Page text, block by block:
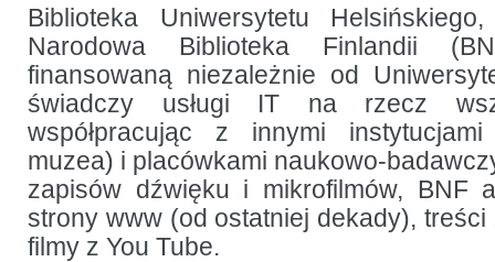
w
Bibliotece
Narodowej
lata
2016-
Biblioteka Uniwersytetu
Narodowa Biblioteka Finlandii
finansowaną niezależnie od
świadczy usługi IT na rzecz
współpracując z innymi
muzea) i placówkami naukowo-
zapisów dźwięku i mikrofilmów, BNF
strony www (od ostatniej dekady),
filmy z You Tube.